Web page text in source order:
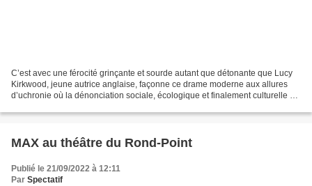
C’est avec une férocité grinçante et sourde autant que détonante que Lucy
Kirkwood, jeune autrice anglaise, façonne ce drame moderne aux allures
d’uchronie où la dénonciation sociale, écologique et finalement culturelle se
MAX au théâtre du Rond-Point
Publié le 21/09/2022 à 12:11
Par Spectatif